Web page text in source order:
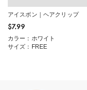
アイスボン｜ヘアクリップ
$‌7.99
カラー：ホワイト
サイズ：FREE